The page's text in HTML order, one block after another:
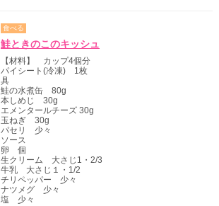
食べる
鮭ときのこのキッシュ
【材料】 カップ4個分
パイシート(冷凍) 1枚
具
鮭の水煮缶 80g
本しめじ 30g
エメンタールチーズ 30g
玉ねぎ 30g
パセリ 少々
ソース
卵 個
生クリーム 大さじ1・2/3
牛乳 大さじ１・1/2
チリペッパー 少々
ナツメグ 少々
塩 少々